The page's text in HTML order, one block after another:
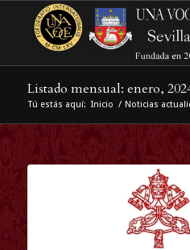
Listado mensual: enero,
Tú estás aquí: Inicio / Noticias